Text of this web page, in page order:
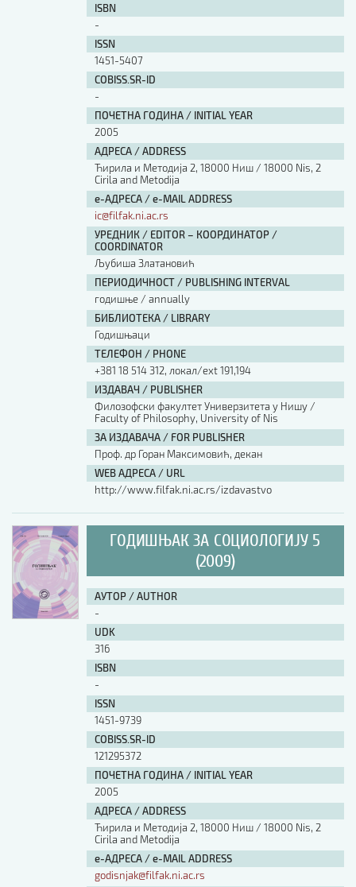
ISBN
-
ISSN
1451-5407
COBISS.SR-ID
-
ПОЧЕТНА ГОДИНА / INITIAL YEAR
2005
АДРЕСА / ADDRESS
Ћирила и Методија 2, 18000 Ниш / 18000 Nis, 2
Cirila and Metodija
е-АДРЕСА / e-MAIL ADDRESS
ic@filfak.ni.ac.rs
УРЕДНИК / EDITOR – КООРДИНАТОР /
COORDINATOR
Љубиша Златановић
ПЕРИОДИЧНОСТ / PUBLISHING INTERVAL
годишње / annually
БИБЛИОТЕКА / LIBRARY
Годишњаци
ТЕЛЕФОН / PHONE
+381 18 514 312, локал/ext 191,194
ИЗДАВАЧ / PUBLISHER
Филозофски факултет Универзитета у Нишу /
Faculty of Philosophy, University of Nis
ЗА ИЗДАВАЧА / FOR PUBLISHER
Проф. др Горан Максимовић, декан
WEB АДРЕСА / URL
http://www.filfak.ni.ac.rs/izdavastvo
ГОДИШЊАК ЗА СОЦИОЛОГИЈУ 5
(2009)
АУТОР / AUTHOR
-
UDK
316
ISBN
-
ISSN
1451-9739
COBISS.SR-ID
121295372
ПОЧЕТНА ГОДИНА / INITIAL YEAR
2005
АДРЕСА / ADDRESS
Ћирила и Методија 2, 18000 Ниш / 18000 Nis, 2
Cirila and Metodija
е-АДРЕСА / e-MAIL ADDRESS
godisnjak@filfak.ni.ac.rs